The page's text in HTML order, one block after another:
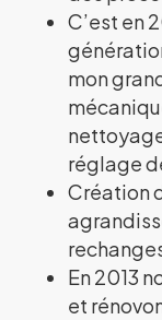
C’est en
mon
réglage
Création
En 2013
et